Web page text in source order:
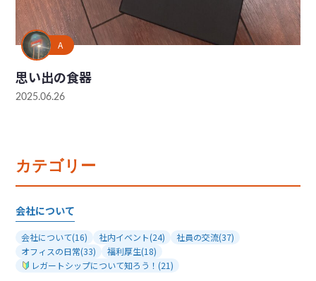
A
思い出の食器
2025.06.26
カテゴリー
会社について
会社について(16) 社内イベント(24) 社員の交流(37)
オフィスの日常(33) 福利厚生(18)
レガートシップについて知ろう！ (21)